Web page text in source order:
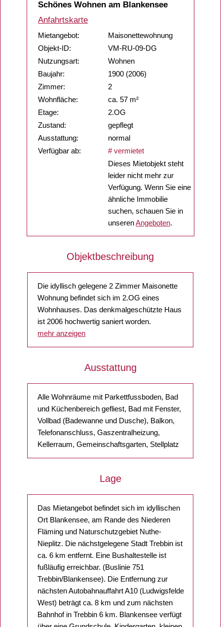
Schönes Wohnen am Blankensee
Anfahrtskarte
Mietangebot:
Maisonettewohnung
Objekt-ID:
VM-RU-09-DG
Nutzungsart:
Wohnen
Baujahr:
1900 (2006)
Zimmer:
2
Wohnfläche:
ca. 57 m²
Etage:
2.OG
Zustand:
gepflegt
Ausstattung:
normal
Verfügbar ab:
# vermietet
Dieses Mietobjekt steht
leider nicht mehr zur
Verfügung. Wenn Sie eine
ähnliche Immobilie
suchen, schauen Sie in
unserenAngeboten.
Objektbeschreibung
Die idyllisch gelegene 2 Zimmer Maisonette
Wohnung befindet sich im 2.OG eines
Wohnhauses. Das denkmalgeschützte Haus
ist 2006 hochwertig saniert worden.
mehr anzeigen
Ausstattung
Alle Wohnräume mit Parkettfussboden, Bad
und Küchenbereich gefliest, Bad mit Fenster,
Vollbad (Badewanne und Dusche), Balkon,
Telefonanschluss, Gaszentralheizung,
Kellerraum, Gemeinschaftsgarten, Stellplatz
Lage
Das Mietangebot befindet sich im idyllischen
Ort Blankensee, am Rande des Niederen
Fläming und Naturschutzgebiet Nuthe-
Nieplitz. Die nächstgelegene Stadt Trebbin ist
ca. 6 km entfernt. Eine Bushaltestelle ist
fußläufig erreichbar. (Buslinie 751
Trebbin/Blankensee). Die Entfernung zur
nächsten Autobahnauffahrt A10 (Ludwigsfelde
West) beträgt ca. 8 km und zum nächsten
Bahnhof in Trebbin 6 km. Blankensee verfügt